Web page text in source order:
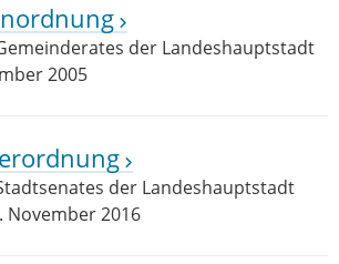
der Landeshauptstadt
2005
der Landeshauptstadt
November 2016